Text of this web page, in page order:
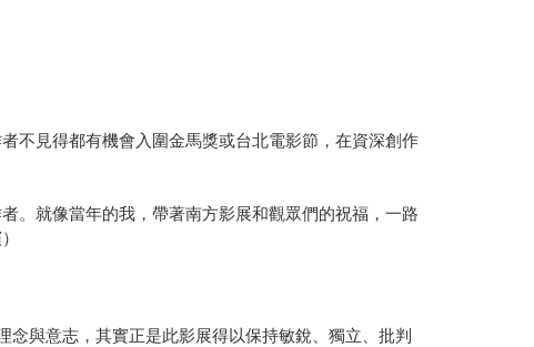
不見得都有機會入圍金馬獎或台北電影節，在資深創作
。就像當年的我，帶著南方影展和觀眾們的祝福，一路
與意志，其實正是此影展得以保持敏銳、獨立、批判